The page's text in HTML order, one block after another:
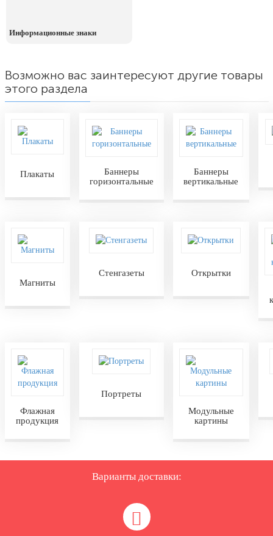
Информационные знаки
Возможно вас заинтересуют другие товары
этого раздела
Плакаты
Баннеры
горизонтальные
Баннеры
вертикальные
Магниты
Стенгазеты Открытки
Флажная
продукция
Портреты
Модульные
картины
Варианты доставки: